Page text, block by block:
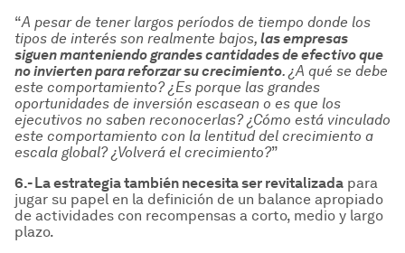
“A pesar de tener largos períodos de tiempo donde los
tipos de interés son realmente bajos, las empresas
siguen manteniendo grandes cantidades de efectivo que
no invierten para reforzar su crecimiento. ¿A qué se debe
este comportamiento?¿Es porque las grandes
oportunidades de inversión escasean o es que los
ejecutivos no saben reconocerlas?¿Cómo está vinculado
este comportamiento con la lentitud del crecimiento a
escala global?¿Volverá el crecimiento?”
6.- La estrategia también necesita ser revitalizada para
jugar su papel en la definición de un balance apropiado
de actividades con recompensas a corto, medio y largo
plazo.